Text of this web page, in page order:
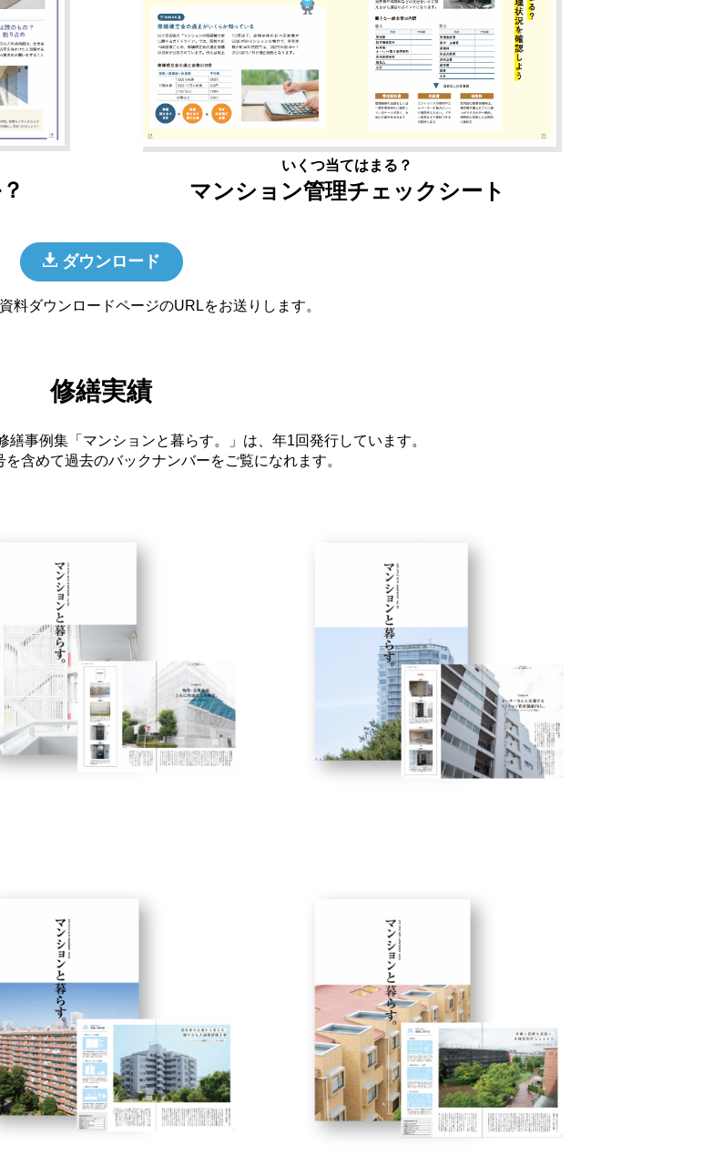
いくつ当てはまる？
マンション管理チェックシート
ダウンロード
料ダウンロードページのURLをお送りします。
修繕実績
繕事例集「マンションと暮らす。」は、年1回発行しています。
含めて過去のバックナンバーをご覧になれます。